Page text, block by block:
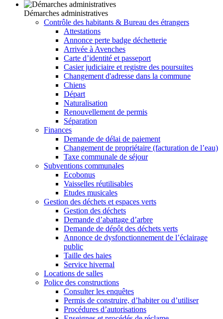
Démarches administratives
Contrôle des habitants & Bureau des étrangers
Attestations
Annonce perte badge déchetterie
Arrivée à Avenches
Carte d’identité et passeport
Casier judiciaire et registre des poursuites
Changement d'adresse dans la commune
Chiens
Départ
Naturalisation
Renouvellement de permis
Séparation
Finances
Demande de délai de paiement
Changement de propriétaire (facturation de l’eau)
Taxe communale de séjour
Subventions communales
Ecobonus
Vaisselles réutilisables
Etudes musicales
Gestion des déchets et espaces verts
Gestion des déchets
Demande d’abattage d’arbre
Demande de dépôt des déchets verts
Annonce de dysfonctionnement de l’éclairage
public
Taille des haies
Service hivernal
Locations de salles
Police des constructions
Consulter les enquêtes
Permis de construire, d’habiter ou d’utiliser
Procédures d’autorisations